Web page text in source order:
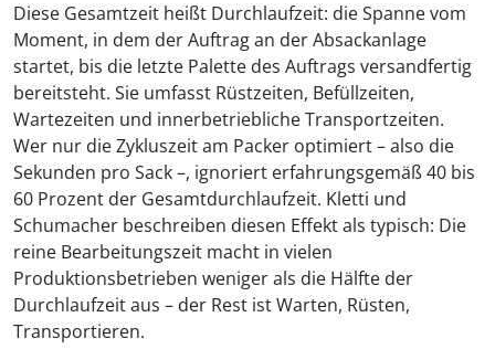
Diese Gesamtzeit heißt Durchlaufzeit: die Spanne vom
Moment, in dem der Auftrag an der Absackanlage
startet, bis die letzte Palette des Auftrags versandfertig
bereitsteht. Sie umfasst Rüstzeiten, Befüllzeiten,
Wartezeiten und innerbetriebliche Transportzeiten.
Wer nur die Zykluszeit am Packer optimiert – also die
Sekunden pro Sack –, ignoriert erfahrungsgemäß 40 bis
60 Prozent der Gesamtdurchlaufzeit. Kletti und
Schumacher beschreiben diesen Effekt als typisch: Die
reine Bearbeitungszeit macht in vielen
Produktionsbetrieben weniger als die Hälfte der
Durchlaufzeit aus – der Rest ist Warten, Rüsten,
Transportieren.